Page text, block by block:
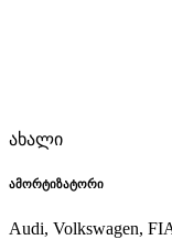
ახალი
ამორტიზატორი
Audi, Volkswagen,